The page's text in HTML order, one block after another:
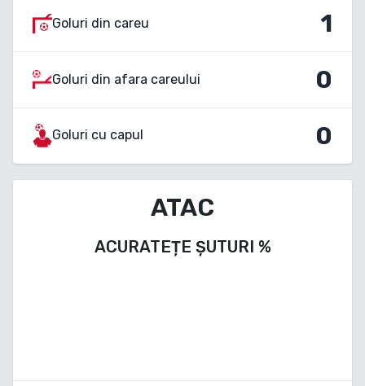
Goluri din careu 1
Goluri din afara careului 0
Goluri cu capul 0
ATAC
ACURATEȚE ȘUTURI %